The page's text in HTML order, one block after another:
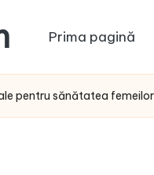
Prima pagină
pentru sănătatea